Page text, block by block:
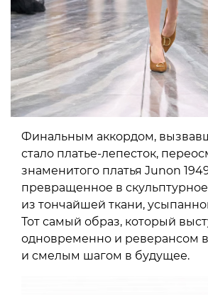
Финальным аккордом,
стало платье-лепесток,
знаменитого платья Junon
превращенное в
из тончайшей ткани,
Тот самый образ, который
одновременно и реверансом
и смелым шагом в будущее.